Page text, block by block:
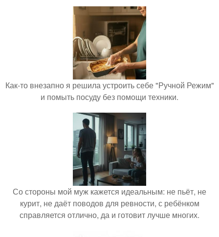
Как-то внезапно я решила устроить себе "Ручной Режим"
и помыть посуду без помощи техники.
Со стороны мой муж кажется идеальным: не пьёт, не
курит, не даёт поводов для ревности, с ребёнком
справляется отлично, да и готовит лучше многих.